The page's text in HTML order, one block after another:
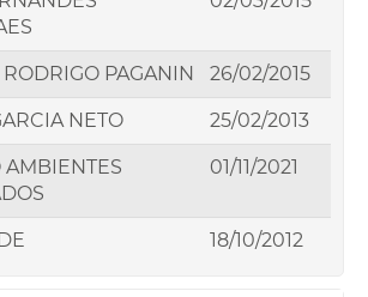
PAGANIN 26/02/2015
NETO 25/02/2013
AMBIENTES
01/11/2021
18/10/2012